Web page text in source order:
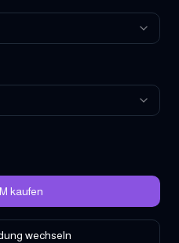
kaufen
wechseln